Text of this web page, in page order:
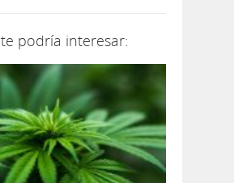
podría interesar: